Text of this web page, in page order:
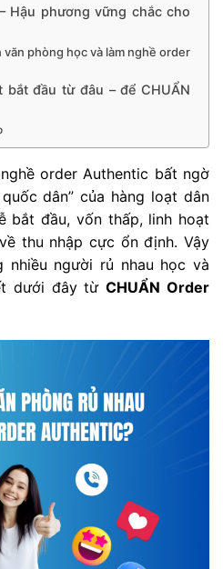
Hậu phương vững chắc cho
phòng học và làm nghề order
bắt đầu từ đâu – để CHUẨN
order Authentic bất ngờ
dân” của hàng loạt dân
bắt đầu, vốn thấp, linh hoạt
thu nhập cực ổn định. Vậy
nhiều người rủ nhau học và
dưới đây từCHUẨN Order